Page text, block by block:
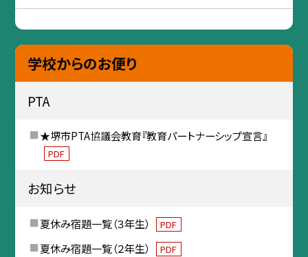
学校からのお便り
PTA
★堺市PTA協議会教育『教育パートナーシップ宣言』
PDF
お知らせ
夏休み宿題一覧（３年生） PDF
夏休み宿題一覧（２年生） PDF